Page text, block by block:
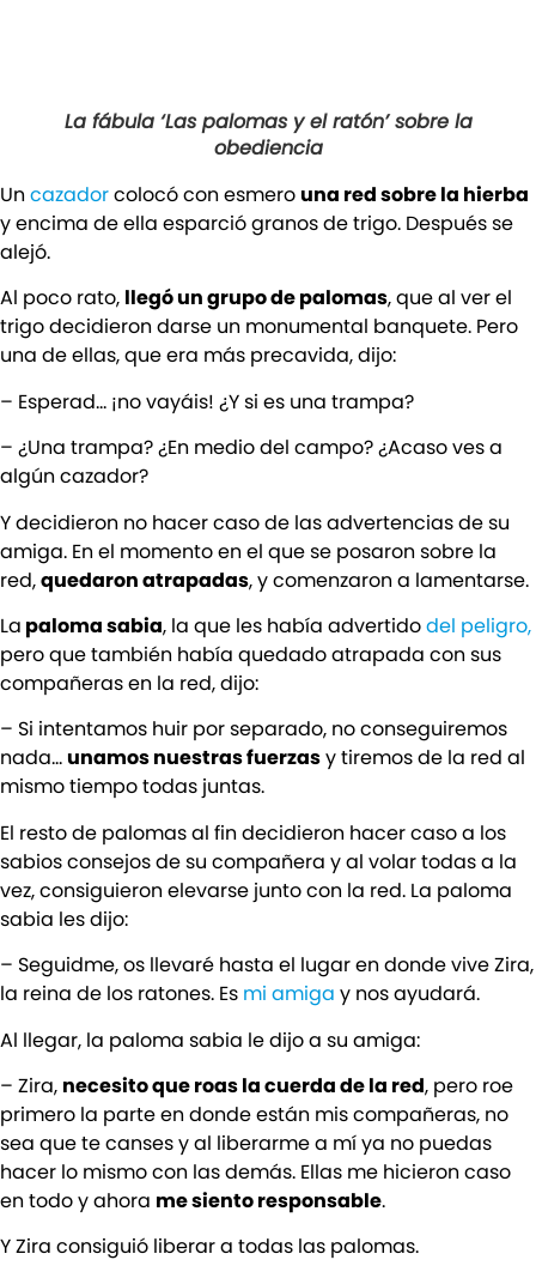
La fábula ‘Las palomas y el ratón’ sobre la
obediencia
Uncazadorcolocó con esmerouna red sobre la hierba
y encima de ella esparció granos de trigo. Después se
alejó.
Al poco rato, llegó un grupo de palomas, que al ver el
trigo decidieron darse un monumental banquete. Pero
una de ellas, que era más precavida, dijo:
– Esperad… ¡no vayáis! ¿Y si es una trampa?
– ¿Una trampa? ¿En medio del campo? ¿Acaso ves a
algún cazador?
Y decidieron no hacer caso de las advertencias de su
amiga. En el momento en el que se posaron sobre la
red,quedaron atrapadas, y comenzaron a lamentarse.
La paloma sabia, la que les había advertidodel peligro,
pero que también había quedado atrapada con sus
compañeras en la red, dijo:
– Si intentamos huir por separado, no conseguiremos
nada…unamos nuestras fuerzasy tiremos de la red al
mismo tiempo todas juntas.
El resto de palomas al fin decidieron hacer caso a los
sabios consejos de su compañera y al volar todas a la
vez, consiguieron elevarse junto con la red. La paloma
sabia les dijo:
– Seguidme, os llevaré hasta el lugar en donde vive Zira,
la reina de los ratones. Es mi amiga y nos ayudará.
Al llegar, la paloma sabia le dijo a su amiga:
– Zira, necesito que roas la cuerda de la red, pero roe
primero la parte en donde están mis compañeras, no
sea que te canses y al liberarme a mí ya no puedas
hacer lo mismo con las demás. Ellas me hicieron caso
en todo y ahora me siento responsable.
Y Zira consiguió liberar a todas las palomas.